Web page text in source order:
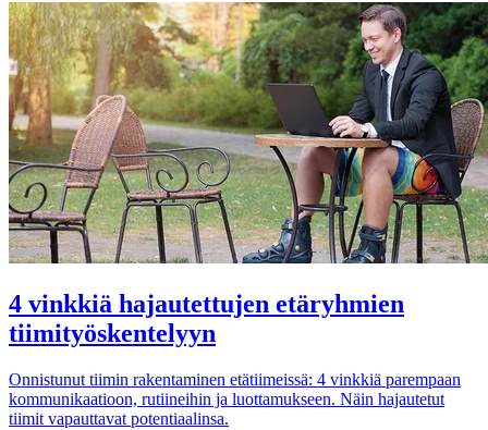
4 vinkkiä hajautettujen etäryhmien
tiimityöskentelyyn
Onnistunut tiimin rakentaminen etätiimeissä: 4 vinkkiä parempaan
kommunikaatioon, rutiineihin ja luottamukseen. Näin hajautetut
tiimit vapauttavat potentiaalinsa.